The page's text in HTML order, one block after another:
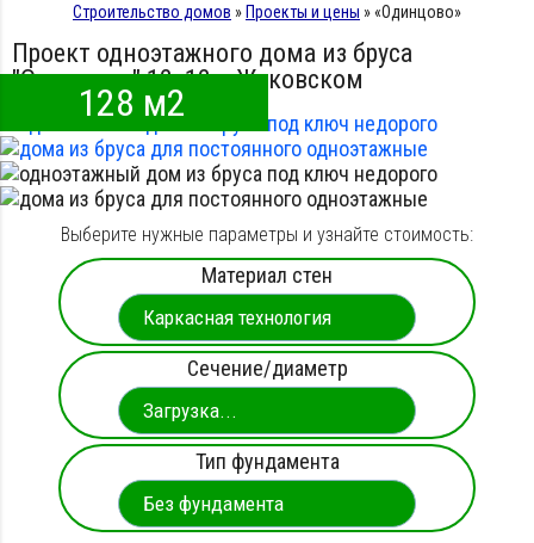
Строительство домов » Проекты и цены »«Одинцово»
Проект одноэтажного дома из бруса
"Одинцово" 12х12 в Жуковском
128 м2
Выберите нужные параметры и узнайте стоимость:
Материал стен
Сечение/диаметр
Тип фундамента